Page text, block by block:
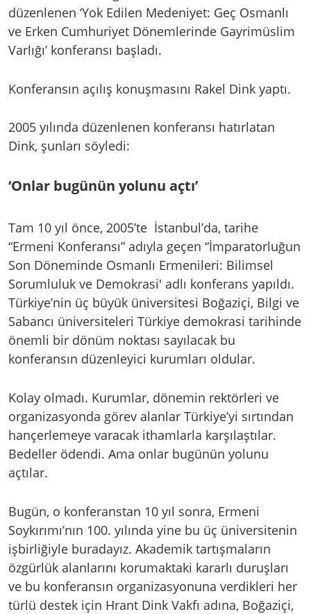
düzenlenen ‘Yok Edilen Medeniyet: Geç Osmanlı
ve Erken Cumhuriyet Dönemlerinde Gayrimüslim
Varlığı’ konferansı başladı.
Konferansın açılış konuşmasını Rakel Dink yaptı.
2005 yılında düzenlenen konferansı hatırlatan
Dink, şunları söyledi:
‘Onlar bugünün yolunu açtı’
Tam 10 yıl önce, 2005’te İstanbul’da, tarihe
“Ermeni Konferansı” adıyla geçen “İmparatorluğun
Son Döneminde Osmanlı Ermenileri: Bilimsel
Sorumluluk ve Demokrasi' adlı konferans yapıldı.
Türkiye’nin üç büyük üniversitesi Boğaziçi, Bilgi ve
Sabancı üniversiteleri Türkiye demokrasi tarihinde
önemli bir dönüm noktası sayılacak bu
konferansın düzenleyici kurumları oldular.
Kolay olmadı. Kurumlar, dönemin rektörleri ve
organizasyonda görev alanlar Türkiye’yi sırtından
hançerlemeye varacak ithamlarla karşılaştılar.
Bedeller ödendi. Ama onlar bugünün yolunu
açtılar.
Bugün, o konferanstan 10 yıl sonra, Ermeni
Soykırımı’nın 100. yılında yine bu üç üniversitenin
işbirliğiyle buradayız. Akademik tartışmaların
özgürlük alanlarını korumaktaki kararlı duruşları
ve bu konferansın organizasyonuna verdikleri her
türlü destek için Hrant Dink Vakfı adına, Boğaziçi,